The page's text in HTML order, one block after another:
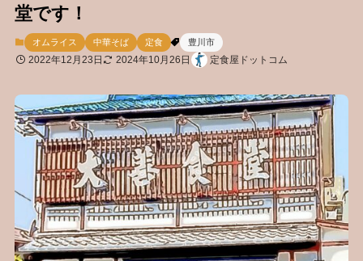
堂です！
オムライス 中華そば 定食 豊川市
2022年12月23日 2024年10月26日 定食屋ドットコム